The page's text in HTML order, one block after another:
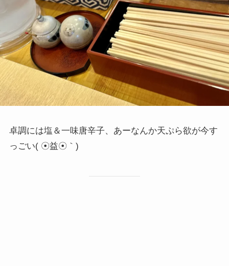
卓調には塩＆一味唐辛子、あーなんか天ぷら欲が今す
っごい( ☉益☉｀)